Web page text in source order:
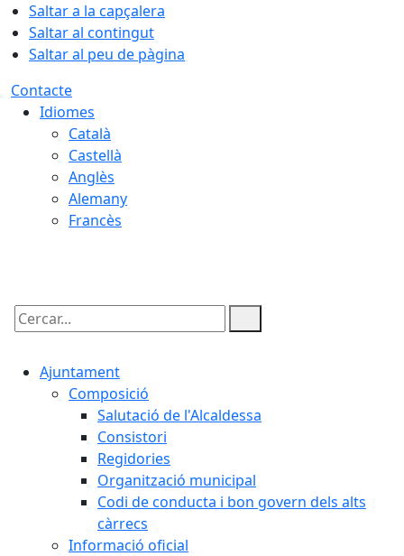
Saltar a la capçalera
Saltar al contingut
Saltar al peu de pàgina
Contacte
Idiomes
Català
Castellà
Anglès
Alemany
Francès
Cercar:
Ajuntament
Composició
Salutació de l'Alcaldessa
Consistori
Regidories
Organització municipal
Codi de conducta i bon govern dels alts
càrrecs
Informació oficial